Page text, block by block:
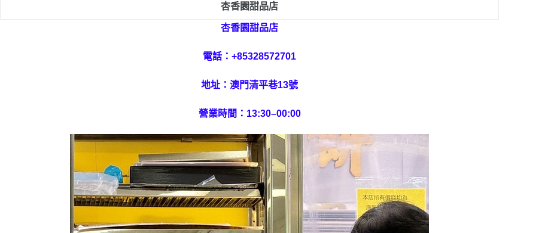
杏香園甜品店
杏香園甜品店
電話：+85328572701
地址：澳門清平巷13號
營業時間：13:30–00:00